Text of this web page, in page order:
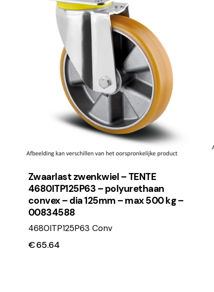
Zwaarlast zwenkwiel – TENTE
4680ITP125P63 – polyurethaan
convex – dia 125mm – max 500 kg –
00834588
4680ITP125P63 Conv
€65.64